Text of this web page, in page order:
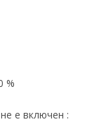
%
е включен :